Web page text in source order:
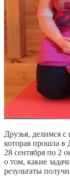
Друзья, делимся
которая прошла в
28 сентября по 2
о том, какие
результаты